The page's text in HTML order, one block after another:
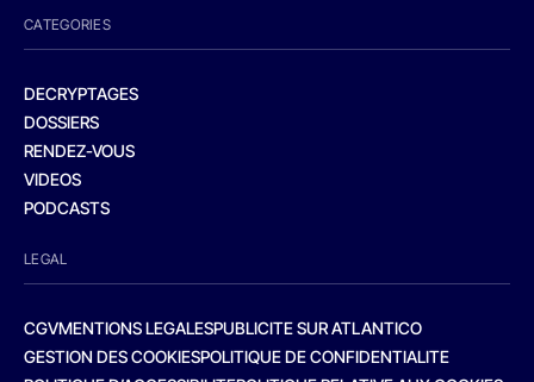
CATEGORIES
DECRYPTAGES
DOSSIERS
RENDEZ-VOUS
VIDEOS
PODCASTS
LEGAL
CGVMENTIONS LEGALESPUBLICITE SUR ATLANTICO
GESTION DES COOKIESPOLITIQUE DE CONFIDENTIALITE